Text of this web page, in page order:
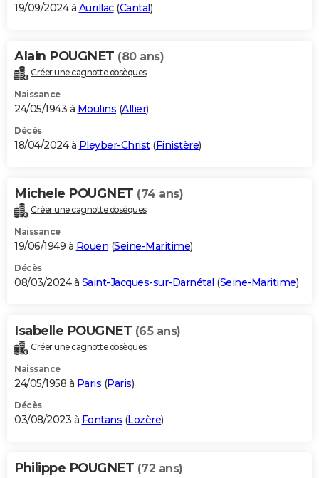
19/09/2024 à Aurillac(Cantal )
Alain POUGNET (80 ans)
Créer une cagnotte obsèques
Naissance
24/05/1943 à Moulins (Allier)
Décès
18/04/2024 à Pleyber-Christ(Finistère)
Michele POUGNET (74 ans)
Créer une cagnotte obsèques
Naissance
19/06/1949 à Rouen (Seine-Maritime)
Décès
08/03/2024 à Saint-Jacques-sur-Darnétal (Seine-Maritime)
Isabelle POUGNET (65 ans)
Créer une cagnotte obsèques
Naissance
24/05/1958 à Paris (Paris)
Décès
03/08/2023 à Fontans (Lozère)
Philippe POUGNET (72 ans)